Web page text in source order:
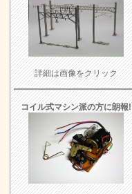
詳細は画像をクリック
コイル式マシン派の方に朗報!